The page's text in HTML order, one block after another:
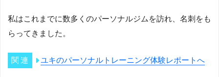
私はこれまでに数多くのパーソナルジムを訪れ、名刺をも
らってきました。
ユキのパーソナルトレーニング体験レポートへ